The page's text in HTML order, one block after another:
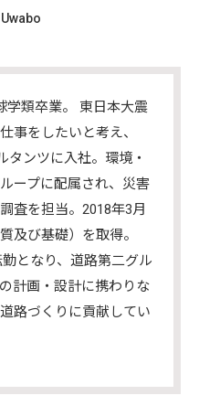
学類卒業。 東日本大震
事をしたいと考え、
タンツに入社。環境・
ープに配属され、災害
査を担当。2018年3月
及び基礎）を取得。
となり、道路第二グル
計画・設計に携わりな
路づくりに貢献してい